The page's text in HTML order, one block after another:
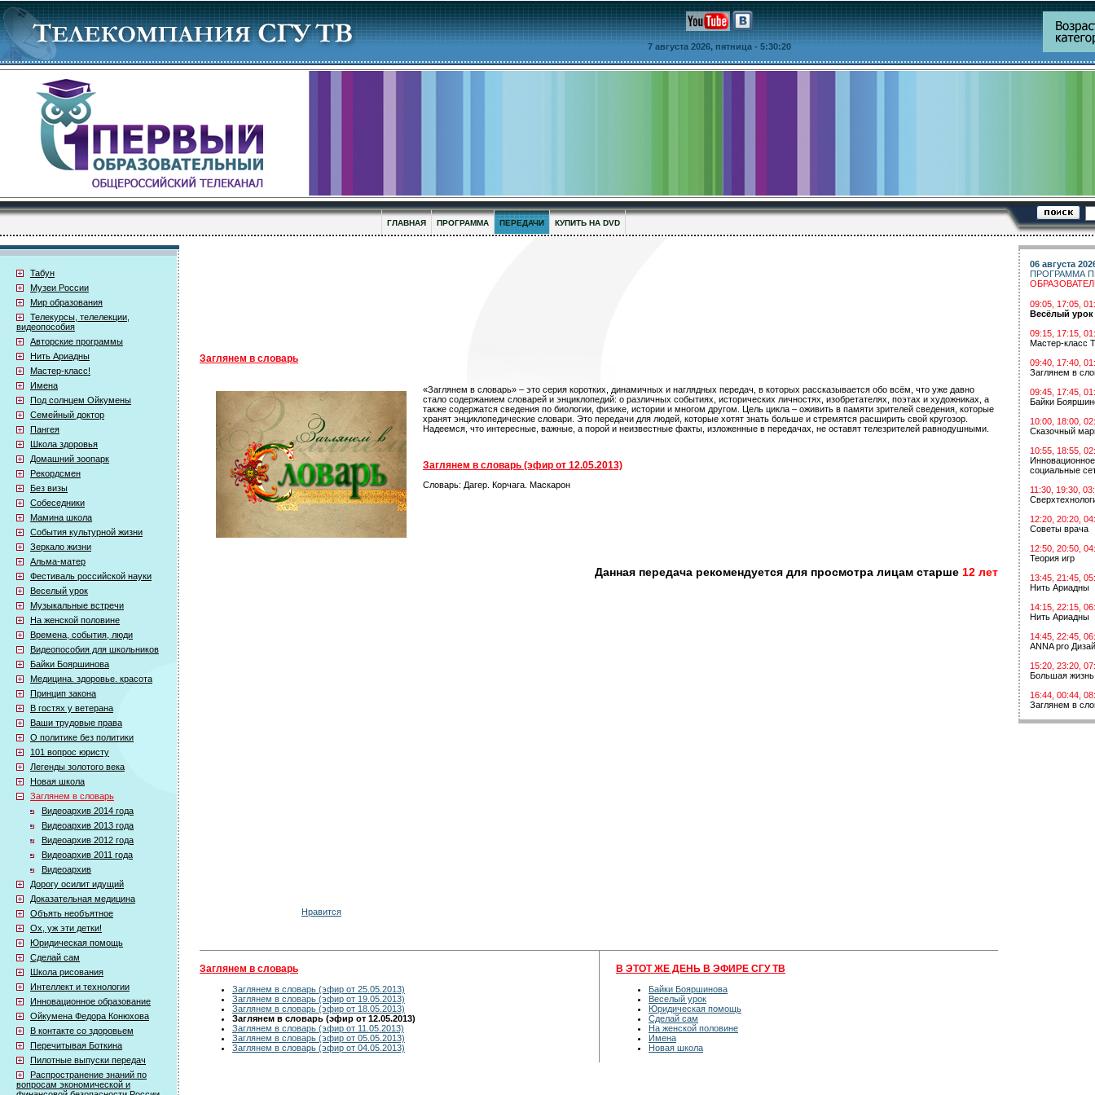
7 августа 2026, пятница - 5:30:20
ГЛАВНАЯ ПРОГРАММА ПЕРЕДАЧИ КУПИТЬ НА DVD
Табун
Музеи России
Мир образования
Телекурсы, телелекции,
видеопособия
Авторские программы
Нить Ариадны
Мастер-класс!
Имена
Под солнцем Ойкумены
Семейный доктор
Пангея
Школа здоровья
Домашний зоопарк
Рекордсмен
Без визы
Собеседники
Мамина школа
События культурной жизни
Зеркало жизни
Альма-матер
Фестиваль российской науки
Веселый урок
Музыкальные встречи
На женской половине
Времена, события, люди
Видеопособия для школьников
Байки Бояршинова
Медицина. здоровье. красота
Принцип закона
В гостях у ветерана
Ваши трудовые права
О политике без политики
101 вопрос юристу
Легенды золотого века
Новая школа
Заглянем в словарь
Видеоархив 2014 года
Видеоархив 2013 года
Видеоархив 2012 года
Видеоархив 2011 года
Видеоархив
Дорогу осилит идущий
Доказательная медицина
Объять необъятное
Ох, уж эти детки!
Юридическая помощь
Сделай сам
Школа рисования
Интеллект и технологии
Инновационное образование
Ойкумена Федора Конюхова
В контакте со здоровьем
Перечитывая Боткина
Пилотные выпуски передач
Распространение знаний по
вопросам экономической и
Заглянем в словарь
«Заглянем в словарь» – это серия коротких, динамичных и наглядных передач, в которых рассказывается обо всём, что уже давно
стало содержанием словарей и энциклопедий: о различных событиях, исторических личностях, изобретателях, поэтах и художниках, а
также содержатся сведения по биологии, физике, истории и многом другом. Цель цикла – оживить в памяти зрителей сведения, которые
хранят энциклопедические словари. Это передачи для людей, которые хотят знать больше и стремятся расширить свой кругозор.
Надеемся, что интересные, важные, а порой и неизвестные факты, изложенные в передачах, не оставят телезрителей равнодушными.
Заглянем в словарь (эфир от 12.05.2013)
Словарь: Дагер. Корчага. Маскарон
Данная передача рекомендуется для просмотра лицам старше 12 лет
Нравится
Заглянем в словарь
Заглянем в словарь (эфир от 25.05.2013)
Заглянем в словарь (эфир от 19.05.2013)
Заглянем в словарь (эфир от 18.05.2013)
Заглянем в словарь (эфир от 12.05.2013)
Заглянем в словарь (эфир от 11.05.2013)
Заглянем в словарь (эфир от 05.05.2013)
Заглянем в словарь (эфир от 04.05.2013)
В ЭТОТ ЖЕ ДЕНЬ В ЭФИРЕ СГУ ТВ
Байки Бояршинова
Веселый урок
Юридическая помощь
Сделай сам
На женской половине
Имена
Новая школа
06 августа
ПРОГРАММА
09:05, 17:05,
Весёлый урок
09:15, 17:15,
Мастер-класс
09:40, 17:40,
Заглянем в
09:45, 17:45,
Байки
10:00, 18:00,
Сказочный
10:55, 18:55,
социальные
11:30, 19:30,
12:20, 20:20,
Советы врача
12:50, 20:50,
Теория игр
13:45, 21:45,
Нить Ариадны
14:15, 22:15,
Нить Ариадны
14:45, 22:45,
ANNA pro
15:20, 23:20,
Большая жизнь
16:44, 00:44,
Заглянем в